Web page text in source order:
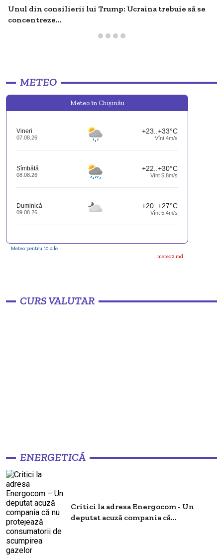
Unul din consilierii lui Trump: Ucraina trebuie să se
concentreze...
METEO
Meteo în Chişinău
Vineri
07.08.26
+23..+33°C
Vînt 4m/s
Sîmbătă
08.08.26
+22..+30°C
Vînt 5.8m/s
Duminică
09.08.26
+20..+27°C
Vînt 5.4m/s
Meteo pentru 10 zile
meteo2.md
CURS VALUTAR
ENERGETICĂ
Critici la adresa Energocom - Un
deputat acuză compania că...